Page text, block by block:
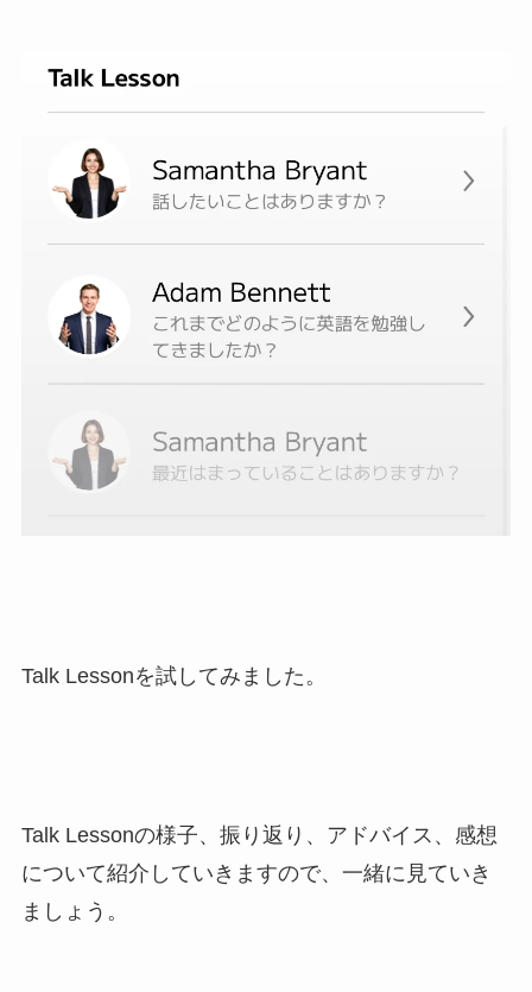
Talk Lessonを試してみました。
Talk Lessonの様子、振り返り、アドバイス、感想
について紹介していきますので、一緒に見ていき
ましょう。